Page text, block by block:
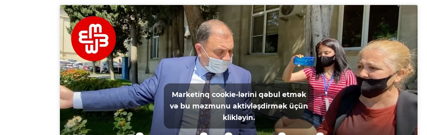
Marketinq cookie-lərini qəbul etmək
və bu məzmunu aktivləşdirmək üçün
klikləyin.